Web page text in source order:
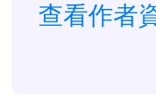
驗。目前
查看作者